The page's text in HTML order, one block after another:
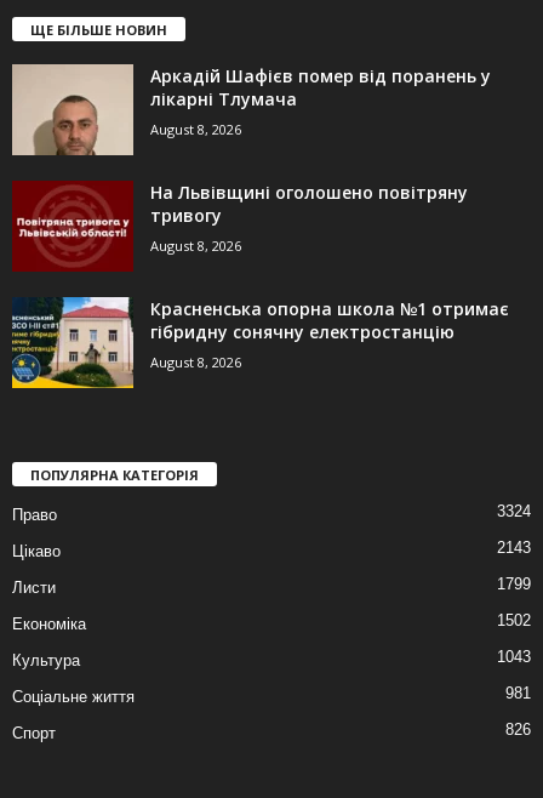
ЩЕ БІЛЬШЕ НОВИН
Аркадій Шафієв помер від поранень у
лікарні Тлумача
August 8, 2026
На Львівщині оголошено повітряну
тривогу
August 8, 2026
Красненська опорна школа №1 отримає
гібридну сонячну електростанцію
August 8, 2026
ПОПУЛЯРНА КАТЕГОРІЯ
Право 3324
Цікаво 2143
Листи 1799
Економіка 1502
Культура 1043
Соціальне життя 981
Спорт 826